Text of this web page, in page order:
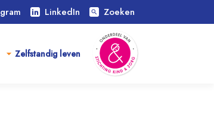
LinkedIn search Zoeken
Zelfstandig leven